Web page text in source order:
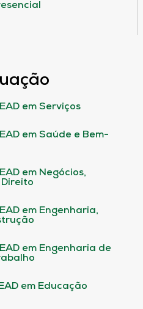
em Serviços
em Saúde e Bem-
em Negócios,
em Engenharia,
em Engenharia de
em Educação